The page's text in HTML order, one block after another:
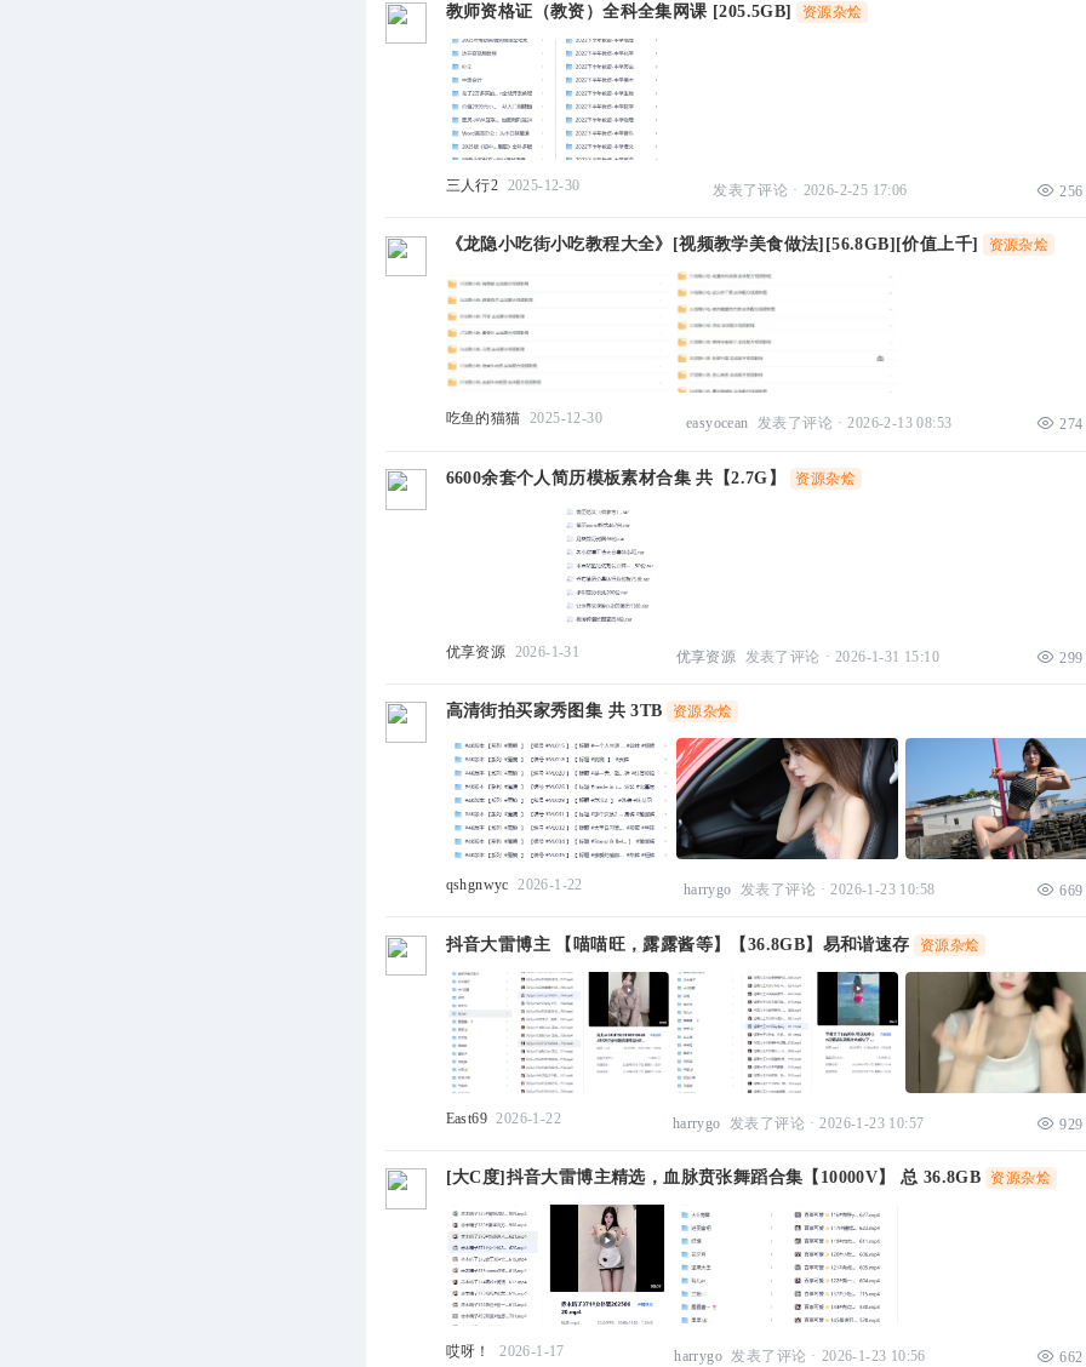
教师资格证（教资）全科全集网课 [205.5GB] 资源杂烩
三人行2 2025-12-30 发表了评论 · 2026-2-25 17:06 256
《龙隐小吃街小吃教程大全》[视频教学美食做法][56.8GB][价值上千] 资源杂烩
吃鱼的猫猫 2025-12-30 easyocean 发表了评论 · 2026-2-13 08:53 274
6600余套个人简历模板素材合集 共【2.7G】 资源杂烩
优享资源 2026-1-31 优享资源 发表了评论 · 2026-1-31 15:10 299
高清街拍买家秀图集 共 3TB 资源杂烩
qshgnwyc 2026-1-22 harrygo 发表了评论 · 2026-1-23 10:58 669
抖音大雷博主 【喵喵旺，露露酱等】【36.8GB】易和谐速存 资源杂烩
East69 2026-1-22 harrygo 发表了评论 · 2026-1-23 10:57 929
[大C度]抖音大雷博主精选，血脉贲张舞蹈合集【10000V】 总 36.8GB 资源杂烩
哎呀！ 2026-1-17 harrygo 发表了评论 · 2026-1-23 10:56 662